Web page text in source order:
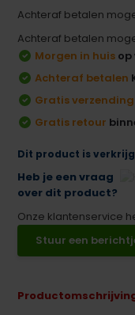
Achteraf betalen
Achteraf betalen
Morgen in huis op
Achteraf betalen
Gratis verzending
Gratis retour
Dit product is
Heb je een vraag
over dit product?
Onze klantenservice
Stuur een